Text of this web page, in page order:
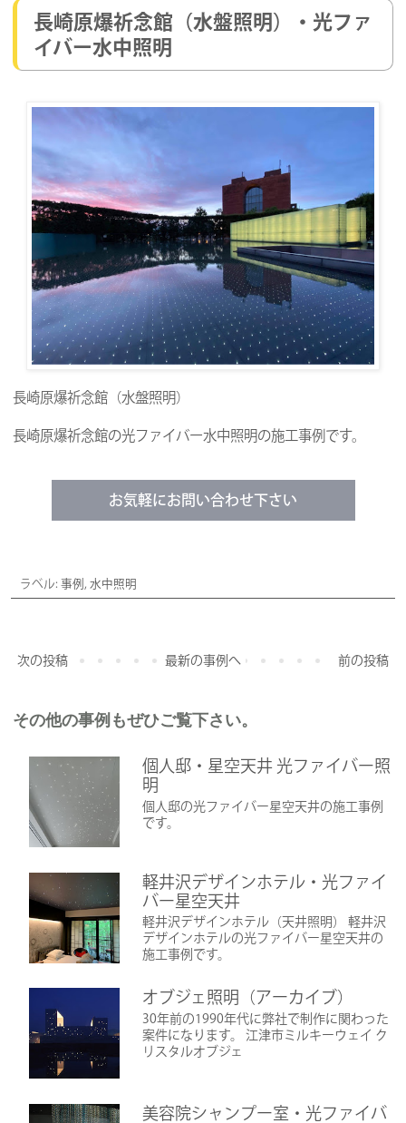
長崎原爆祈念館（水盤照明）・光ファ
イバー水中照明
長崎原爆祈念館（水盤照明）
長崎原爆祈念館の光ファイバー水中照明の施工事例です。
お気軽にお問い合わせ下さい
ラベル: 事例 , 水中照明
次の投稿 前の投稿
最新の事例へ
その他の事例もぜひご覧下さい。
個人邸・星空天井 光ファイバー照
明
個人邸の光ファイバー星空天井の施工事例
です。
軽井沢デザインホテル・光ファイ
バー星空天井
軽井沢デザインホテル（天井照明） 軽井沢
デザインホテルの光ファイバー星空天井の
施工事例です。
オブジェ照明（アーカイブ）
30年前の1990年代に弊社で制作に関わった
案件になります。 江津市ミルキーウェイ ク
リスタルオブジェ
美容院シャンプー室・光ファイバ